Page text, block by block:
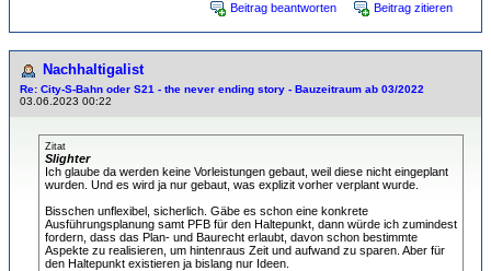
Beitrag beantworten Beitrag zitieren
Nachhaltigalist
Re: City-S-Bahn oder S21 - the never ending story - Bauzeitraum ab 03/2022
03.06.2023 00:22
Zitat
Slighter
Ich glaube da werden keine Vorleistungen gebaut, weil diese nicht eingeplant
wurden. Und es wird ja nur gebaut, was explizit vorher verplant wurde.
Bisschen unflexibel, sicherlich. Gäbe es schon eine konkrete
Ausführungsplanung samt PFB für den Haltepunkt, dann würde ich zumindest
fordern, dass das Plan- und Baurecht erlaubt, davon schon bestimmte
Aspekte zu realisieren, um hintenraus Zeit und aufwand zu sparen. Aber für
den Haltepunkt existieren ja bislang nur Ideen.